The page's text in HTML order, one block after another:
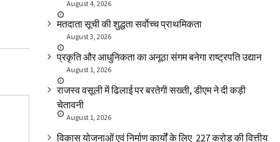
August 4, 2026
मतदाता सूची की शुद्धता सर्वाेच्च प्राथमिकता
August 3, 2026
प्रकृति और आधुनिकता का अनूठा संगम बनेगा राष्ट्रपति उद्यान
August 1, 2026
राजस्व वसूली में ढिलाई पर बरतेगी सख्ती, डीएम ने दी कड़ी
चेतावनी
August 1, 2026
विकास योजनाओं एवं निर्माण कार्यों के लिए ₹ 227 करोड़ की वित्तीय